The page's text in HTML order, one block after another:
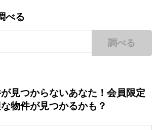
べる
調べる
見つからないあなた！会員限定
物件が見つかるかも？